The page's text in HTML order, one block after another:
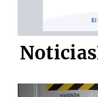
Noticias